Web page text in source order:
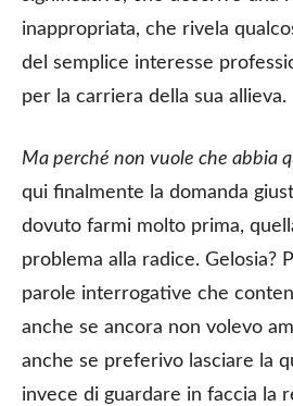
inappropriata, che rivela
del semplice interesse
per la carriera della sua allieva.
Ma perché non vuole che abbia
qui finalmente la domanda
dovuto farmi molto prima,
problema alla radice. Gelosia?
parole interrogative che
anche se ancora non volevo
anche se preferivo lasciare la
invece di guardare in faccia la